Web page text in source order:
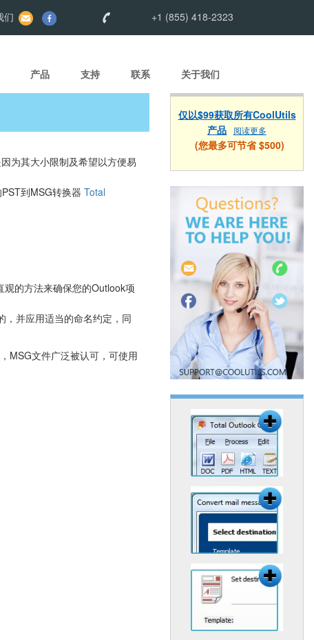
们 +1 (855) 418-2323
产品 支持 联系 关于我们
为其大小限制及希望以方便易
到MSG转换器 Total
的方法来确保您的Outlook项
，并应用适当的命名约定，同
MSG文件广泛被认可，可使用
仅以$99获取所有CoolUtils
产品 阅读更多
(您最多可节省 $500)